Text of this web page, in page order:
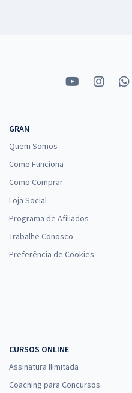
GRAN
Quem Somos
Como Funciona
Como Comprar
Loja Social
Programa de Afiliados
Trabalhe Conosco
Preferência de Cookies
CURSOS ONLINE
Assinatura Ilimitada
Coaching para Concursos